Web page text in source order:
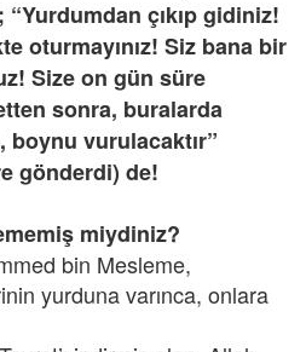
çıkıp gidiniz!
oturmayınız! Siz bana bir
Size on gün süre
sonra, buralarda
vurulacaktır”
gönderdi) de!
miydiniz?
bin Mesleme,
yurduna varınca, onlara